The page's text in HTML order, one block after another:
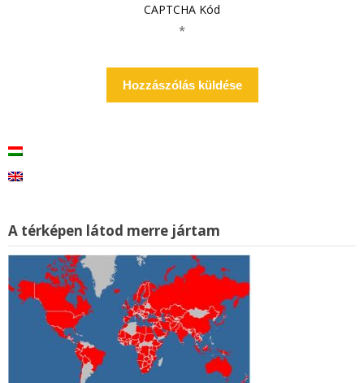
CAPTCHA Kód
*
A térképen látod merre jártam